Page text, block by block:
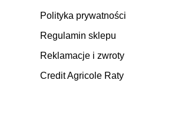
Polityka prywatności
Regulamin sklepu
Reklamacje i zwroty
Credit Agricole Raty